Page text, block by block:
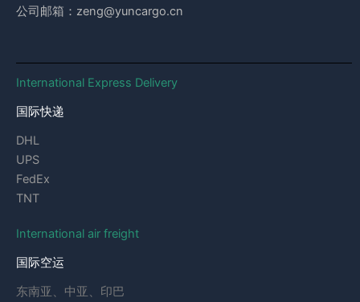
公司邮箱：zeng@yuncargo.cn
International Express Delivery
国际快递
DHL
UPS
FedEx
TNT
International air freight
国际空运
东南亚、中亚、印巴